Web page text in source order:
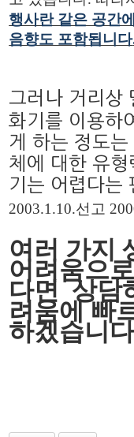
행사란 같은 공간
음향도 포함됩니다
그러나 거리상
화기를 이용하
게 하는 정도
체에 대한 유
기는 어렵다는
2003.1.10.선고
여러 가지
어려움으
다면 상담
려움에 빠
하겠습니